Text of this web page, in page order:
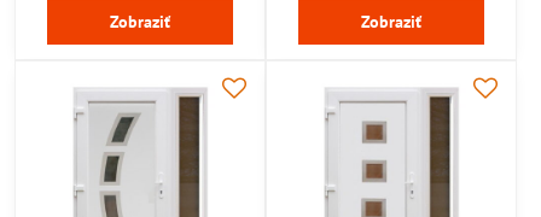
Zobraziť Zobraziť